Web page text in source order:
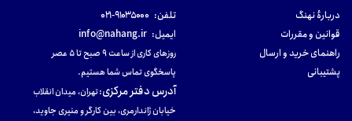
دربارهٔ نهنگ
قوانین و مقررات
راهنمای خرید و ارسال
پشتیبانی
تلفن: ۹۱۰۳۵۰۰۰-۰۲۱
ایمیل: info@nahang.ir
روزهای کاری از ساعت ۹ صبح تا ۵ عصر
پاسخگوی تماس شما هستیم.
آدرس دفتر مرکزی:تهران، میدان انقلاب
خیابان ژاندارمری، بین کارگر و منیری جاوید،